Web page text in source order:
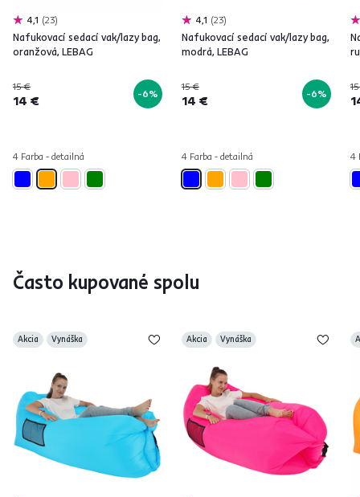
4,1 23
Nafukovací sedací vak/lazy bag,
oranžová, LEBAG
15 €
14 € -6%
4 Farba - detailná
4,1 23
Nafukovací sedací vak/lazy bag,
modrá, LEBAG
15 €
14 € -6%
4 Farba - detailná 4
Často kupované spolu
Akcia Vynáška Akcia Vynáška